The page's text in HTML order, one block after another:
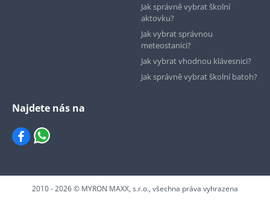
Jak správně vybrat školní
aktovku?
Jak vybrat správnou
meteostanici?
Jak vybrat vhodnou klávesnici?
Jak správně vybrat školní batoh?
Najdete nás na
2010 - 2026 © MYRON MAXX, s.r.o., všechna práva vyhrazena